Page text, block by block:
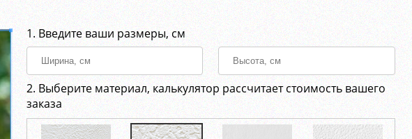
1. Введите ваши размеры, см
2. Выберите материал, калькулятор рассчитает стоимость вашего
заказа